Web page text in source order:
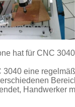
hat für CNC
3040 eine
Handwerker